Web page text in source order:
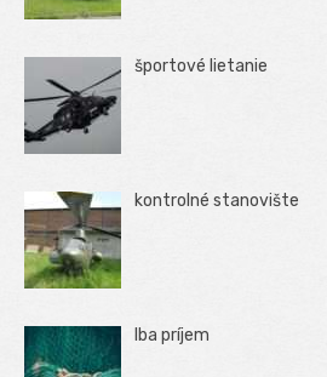
športové lietanie
kontrolné stanovište
Iba príjem